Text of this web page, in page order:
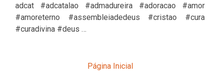
adcat #adcatalao #admadureira #adoracao #amor
#amoreterno #assembleiadedeus #cristao #cura
#curadivina #deus …
Página Inicial